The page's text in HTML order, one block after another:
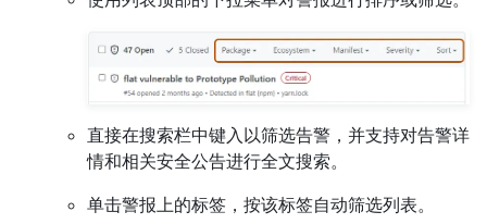
直接在搜索栏中键入以筛选告警，并支持对告警详
情和相关安全公告进行全文搜索。
单击警报上的标签，按该标签自动筛选列表。